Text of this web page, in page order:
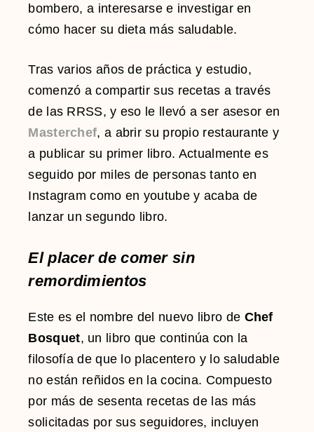
bombero, a interesarse e investigar en
cómo hacer su dieta más saludable.
Tras varios años de práctica y estudio,
comenzó a compartir sus recetas a través
de las RRSS, y eso le llevó a ser asesor en
Masterchef, a abrir su propio restaurante y
a publicar su primer libro. Actualmente es
seguido por miles de personas tanto en
Instagram como en youtube y acaba de
lanzar un segundo libro.
El placer de comer sin
remordimientos
Este es el nombre del nuevo libro de Chef
Bosquet, un libro que continúa con la
filosofía de que lo placentero y lo saludable
no están reñidos en la cocina. Compuesto
por más de sesenta recetas de las más
solicitadas por sus seguidores, incluyen